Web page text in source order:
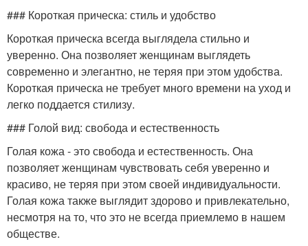
### Короткая прическа: стиль и удобство
Короткая прическа всегда выглядела стильно и
уверенно. Она позволяет женщинам выглядеть
современно и элегантно, не теряя при этом удобства.
Короткая прическа не требует много времени на уход и
легко поддается стилизу.
### Голой вид: свобода и естественность
Голая кожа - это свобода и естественность. Она
позволяет женщинам чувствовать себя уверенно и
красиво, не теряя при этом своей индивидуальности.
Голая кожа также выглядит здорово и привлекательно,
несмотря на то, что это не всегда приемлемо в нашем
обществе.